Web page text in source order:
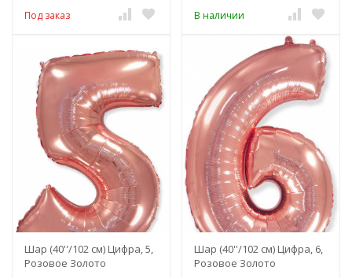
Под заказ В наличии
Шар (40''/102 см) Цифра, 5,
Розовое Золото
Шар (40''/102 см) Цифра, 6,
Розовое Золото